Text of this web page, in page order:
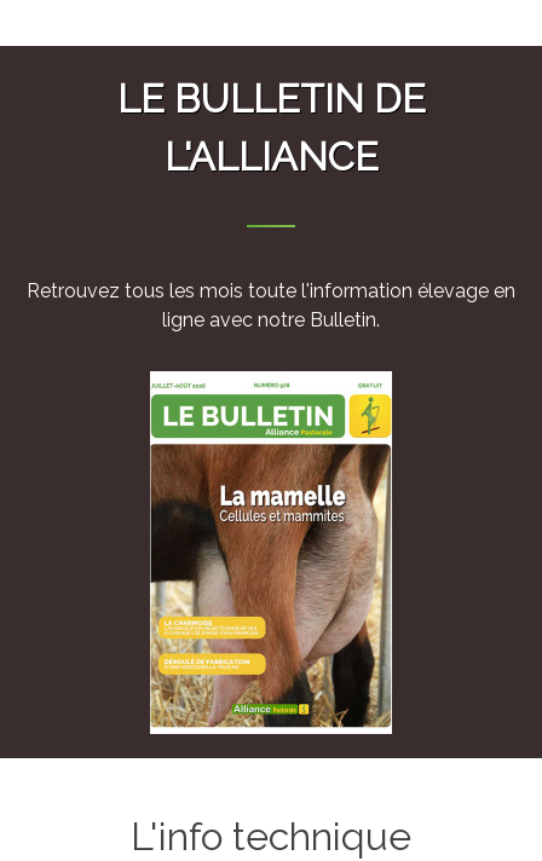
LE BULLETIN DE
L'ALLIANCE
Retrouvez tous les mois toute l'information élevage en
ligne avec notre Bulletin.
L'info technique